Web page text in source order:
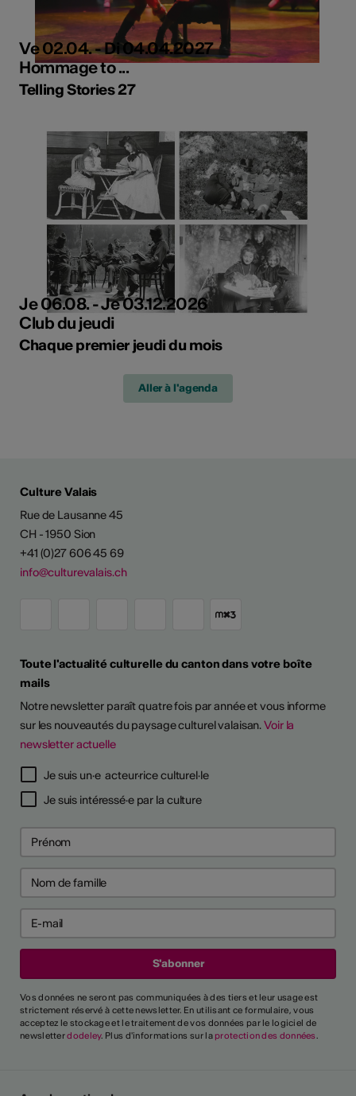
Ve 02.04. - Di 04.04.2027
Hommage to ...
Telling Stories 27
Je 06.08. - Je 03.12.2026
Club du jeudi
Chaque premier jeudi du mois
Aller à l'agenda
Culture Valais
Rue de Lausanne 45
CH - 1950 Sion
+41 (0)27 606 45 69
info@culturevalais.ch
Toute l'actualité culturelle du canton dans votre boîte
mails
Notre newsletter paraît quatre fois par année et vous informe
sur les nouveautés du paysage culturel valaisan.Voir la
newsletter actuelle
Je suis un·e acteur·rice culturel·le
Je suis intéressé·e par la culture
Vos données ne seront pas communiquées à des tiers et leur usage est
strictement réservé à cette newsletter. En utilisant ce formulaire, vous
acceptez le stockage et le traitement de vos données par le logiciel de
newsletterdodeley. Plus d'informations sur la protection des données.